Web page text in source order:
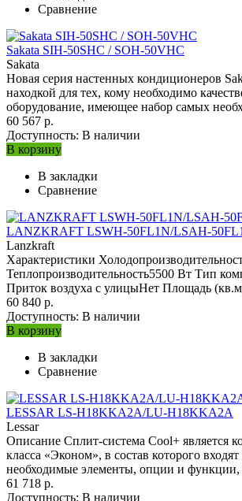
Сравнение
Sakata SIH-50SHC / SOH-50VHC
Sakata
Новая серия настенных кондиционеров
находкой для тех, кому необходимо
оборудование, имеющее набор самых
60 567 р.
Доступность: В наличии
В корзину
В закладки
Сравнение
LANZKRAFT LSWH-50FL1N/LSAH-
Lanzkraft
Характеристики
Теплопроизводительность5500 Вт Тип
Приток воздуха с улицыНет Площадь
60 840 р.
Доступность: В наличии
В корзину
В закладки
Сравнение
LESSAR LS-H18KKA2A/LU-H18KKA2A
Lessar
Описание Сплит-система Cool+ является
класса «Эконом», в состав которого
необходимые элементы, опции и функции,
61 718 р.
Доступность: В наличии